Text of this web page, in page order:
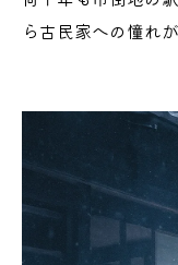
ら古民家への憧れ